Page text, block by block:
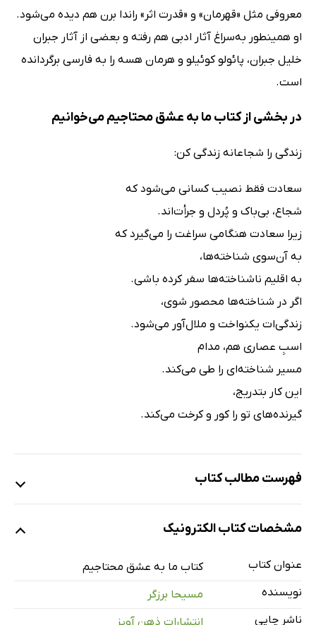
معروفی مثل «قهرمان» و «قدرت اثر» راندا برن هم دیده می‌شود.
او همینطور به‌سراغ آثار ادبی هم رفته و بعضی از آثار جبران
خلیل جبران، پائولو کوئیلو و هرمان هسه را به فارسی برگردانده
است.
در بخشی از کتاب ما به عشق محتاجیم می‌خوانیم
زندگى را شجاعانه زندگى کن:
سعادت فقط نصیب کسانى مى‌شود که
شجاع، بى‌باک و پُردل و جرأت‌اند.
زیرا سعادت هنگامى سراغت را مى‌گیرد که
به آن‌سوى شناخته‌ها،
به اقلیم ناشناخته‌ها سفر کرده باشى.
اگر در شناخته‌ها محصور شوى،
زندگى‌ات یکنواخت و ملال‌آور مى‌شود.
اسبِ عصارى هم، مدام
مسیر شناخته‌اى را طى مى‌کند.
این کار بتدریج،
گیرنده‌هاى تو را کور و کرخت مى‌کند.
فهرست مطالب کتاب
عشق: مثل نفس کشیدن
اقیانوسى در دل یک شبنم
مشخصات کتاب الکترونیک
عنوان کتاب
کتاب ما به عشق محتاجیم
نویسنده
مسیحا برزگر
ناشر چاپی